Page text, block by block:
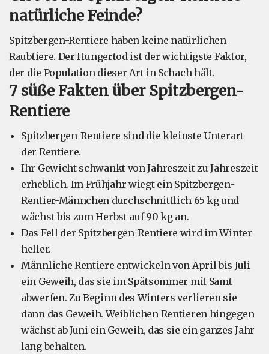
natürliche Feinde?
Spitzbergen-Rentiere haben keine natürlichen
Raubtiere. Der Hungertod ist der wichtigste Faktor,
der die Population dieser Art in Schach hält.
7 süße Fakten über Spitzbergen-
Rentiere
Spitzbergen-Rentiere sind die kleinste Unterart
der Rentiere.
Ihr Gewicht schwankt von Jahreszeit zu Jahreszeit
erheblich. Im Frühjahr wiegt ein Spitzbergen-
Rentier-Männchen durchschnittlich 65 kg und
wächst bis zum Herbst auf 90 kg an.
Das Fell der Spitzbergen-Rentiere wird im Winter
heller.
Männliche Rentiere entwickeln von April bis Juli
ein Geweih, das sie im Spätsommer mit Samt
abwerfen. Zu Beginn des Winters verlieren sie
dann das Geweih. Weiblichen Rentieren hingegen
wächst ab Juni ein Geweih, das sie ein ganzes Jahr
lang behalten.